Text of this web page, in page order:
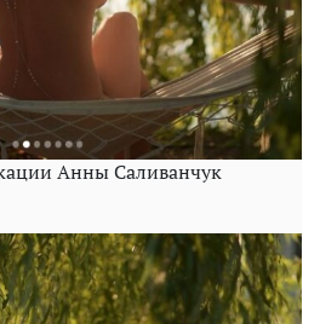
Анны Саливанчук